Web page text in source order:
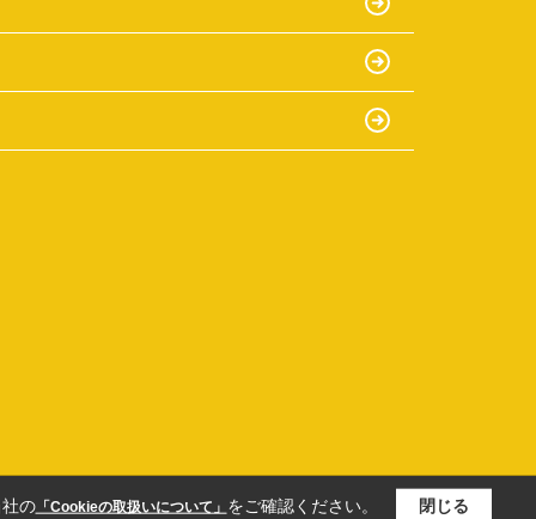
の「Cookieの取扱いについて」 をご確認ください。 閉じる